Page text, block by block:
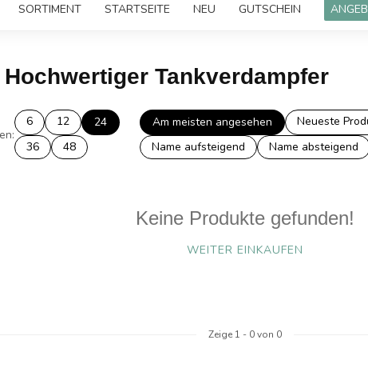
SORTIMENT STARTSEITE NEU GUTSCHEIN
Tankverdampfer
6 12
24
36
48
Am meisten angesehen Neueste
Name aufsteigend
Name absteigend
Keine Produkte gefunden!
WEITER EINKAUFEN
Zeige 1 - 0von 0